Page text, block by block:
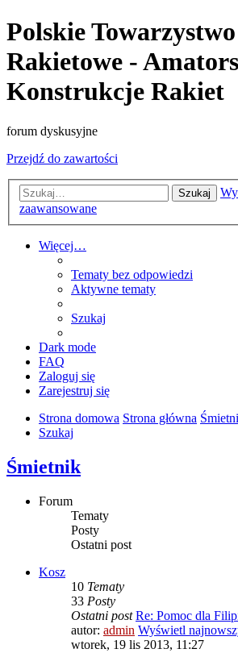
Polskie Towarzystwo
Rakietowe -
Konstrukcje Rakiet
forum dyskusyjne
Przejdź do zawartości
Szukaj
zaawansowane
Więcej…
Tematy bez odpowiedzi
Aktywne tematy
Szukaj
Dark mode
FAQ
Zaloguj się
Zarejestruj się
Strona domowa Strona główna
Szukaj
Śmietnik
Forum
Tematy
Posty
Ostatni post
Kosz
10 Tematy
33 Posty
Ostatni post Re: Pomoc dla
autor: admin Wyświetl
wtorek, 19 lis 2013, 11:27